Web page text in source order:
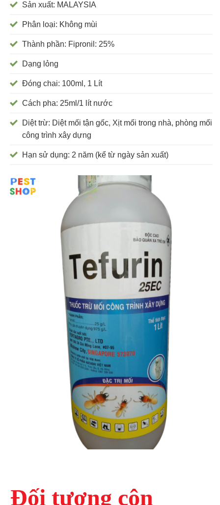
Sản xuất: MALAYSIA
Phân loại: Không mùi
Thành phần: Fipronil: 25%
Dạng lỏng
Đóng chai: 100ml, 1 Lít
Cách pha: 25ml/1 lít nước
Diệt trừ: Diệt mối tận gốc, Xịt mối trong nhà, phòng mối
công trình xây dựng
Hạn sử dụng: 2 năm (kể từ ngày sản xuất)
Đối tượng côn